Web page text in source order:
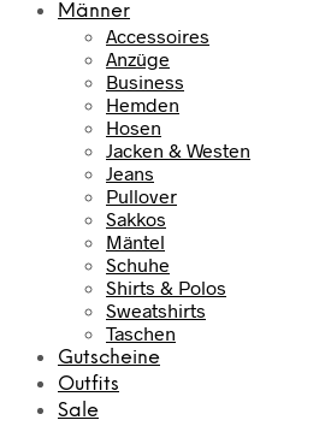
Männer
Accessoires
Anzüge
Business
Hemden
Hosen
Jacken & Westen
Jeans
Pullover
Sakkos
Mäntel
Schuhe
Shirts & Polos
Sweatshirts
Taschen
Gutscheine
Outfits
Sale